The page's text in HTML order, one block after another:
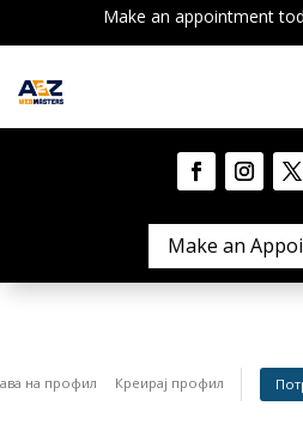
Make an appointment
Make an
на профил Креирај профил